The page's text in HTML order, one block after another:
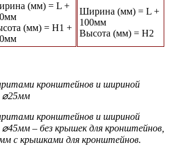
(мм) = L +
(мм) = Н1 +
Ширина (мм) = L +
100мм
Высота (мм) = Н2
кронштейнов и шириной
⌀25мм
кронштейнов и шириной
⌀45мм – без крышек для кронштейнов,
с крышками для кронштейнов.